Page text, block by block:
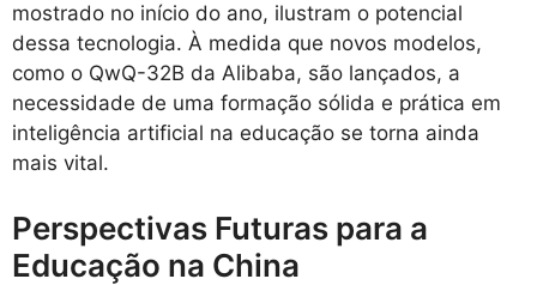
mostrado no início do ano, ilustram o potencial
dessa tecnologia. À medida que novos modelos,
como o QwQ-32B da Alibaba, são lançados, a
necessidade de uma formação sólida e prática em
inteligência artificial na educação se torna ainda
mais vital.
Perspectivas Futuras para a
Educação na China